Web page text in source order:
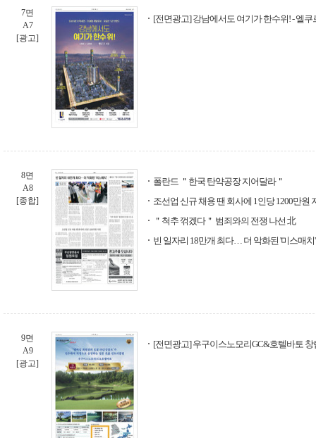
7면
A7
[광고]
[전면광고] 강남에서도 여기가 한수위! - 엘쿠
8면
A8
[종합]
폴란드 ＂한국 탄약공장 지어달라＂
조선업 신규 채용 땐 회사에 1인당 1200만원
＂척추 꺾겠다＂ 범죄와의 전쟁 나선 北
빈 일자리 18만개 최다… 더 악화된 '미스매치'
9면
A9
[광고]
[전면광고] 우구이스노모리GC&호텔바토 창